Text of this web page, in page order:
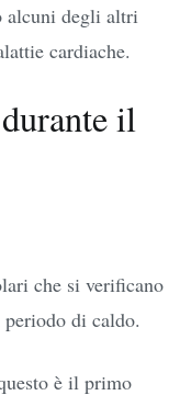
alcuni degli altri
cardiache.
il
che si verificano
di caldo.
è il primo